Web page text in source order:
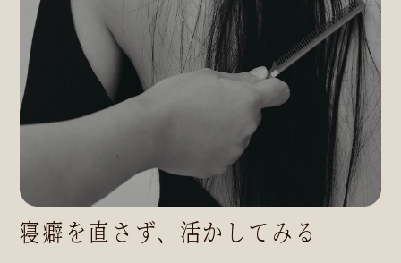
寝癖を直さず、活かしてみる